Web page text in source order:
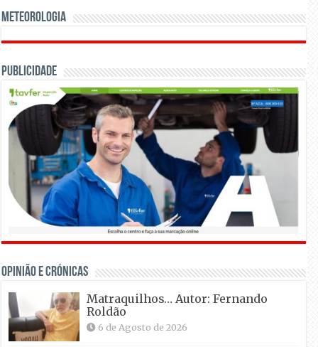
Meteorologia
Publicidade
OPINIÃO E CRÓNICAS
Matraquilhos… Autor: Fernando
Roldão
6 de Agosto de 2026